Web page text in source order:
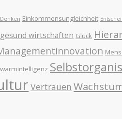
Denken Einkommensungleichheit
gesund wirtschaften Glück
Vertrauen